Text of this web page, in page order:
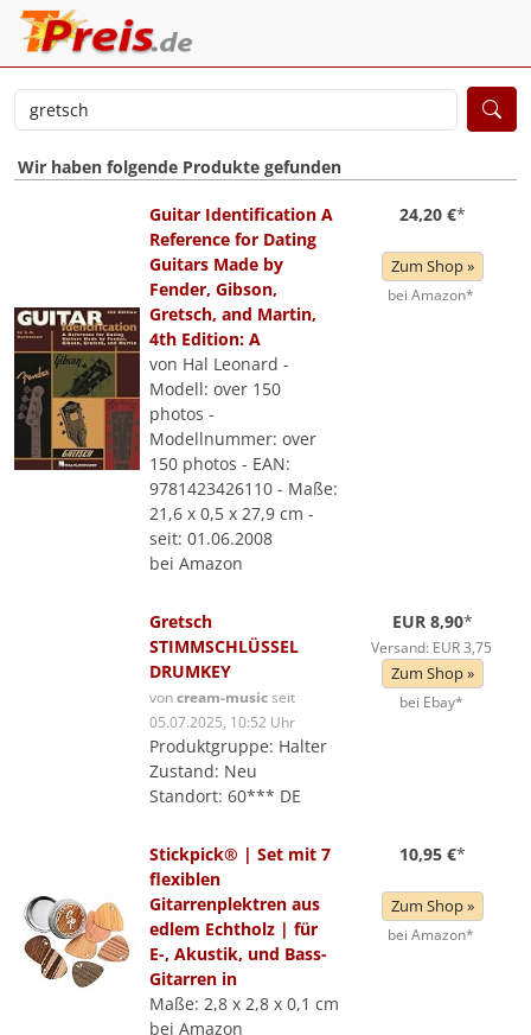
Wir haben folgende Produkte gefunden
Guitar Identification A
Reference for Dating
Guitars Made by
Fender, Gibson,
Gretsch, and Martin,
4th Edition: A
von Hal Leonard -
Modell: over 150
photos -
Modellnummer: over
150 photos - EAN:
9781423426110 - Maße:
21,6 x 0,5 x 27,9 cm -
seit: 01.06.2008
bei Amazon
24,20 €*
Zum Shop »
bei Amazon*
Gretsch
STIMMSCHLÜSSEL
DRUMKEY
voncream-musicseit
05.07.2025, 10:52 Uhr
Produktgruppe: Halter
Zustand: Neu
Standort: 60*** DE
EUR 8,90*
Versand: EUR 3,75
Zum Shop »
bei Ebay*
Stickpick® | Set mit 7
flexiblen
Gitarrenplektren aus
edlem Echtholz | für
E-, Akustik, und Bass-
Gitarren in
Maße: 2,8 x 2,8 x 0,1 cm
bei Amazon
10,95 €*
Zum Shop »
bei Amazon*